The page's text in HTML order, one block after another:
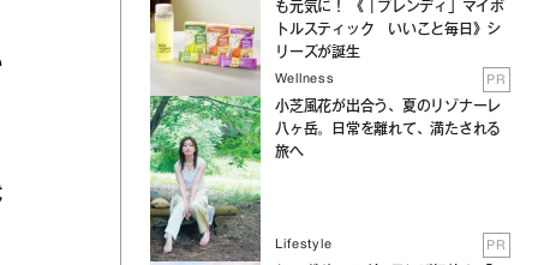
も元気に！ 《「ブレンディ」マイボ
トルスティック いいこと毎日》シ
リーズが誕生
Wellness PR
小芝風花が出合う、夏のリゾナーレ
八ヶ岳。日常を離れて、満たされる
旅へ
Lifestyle PR